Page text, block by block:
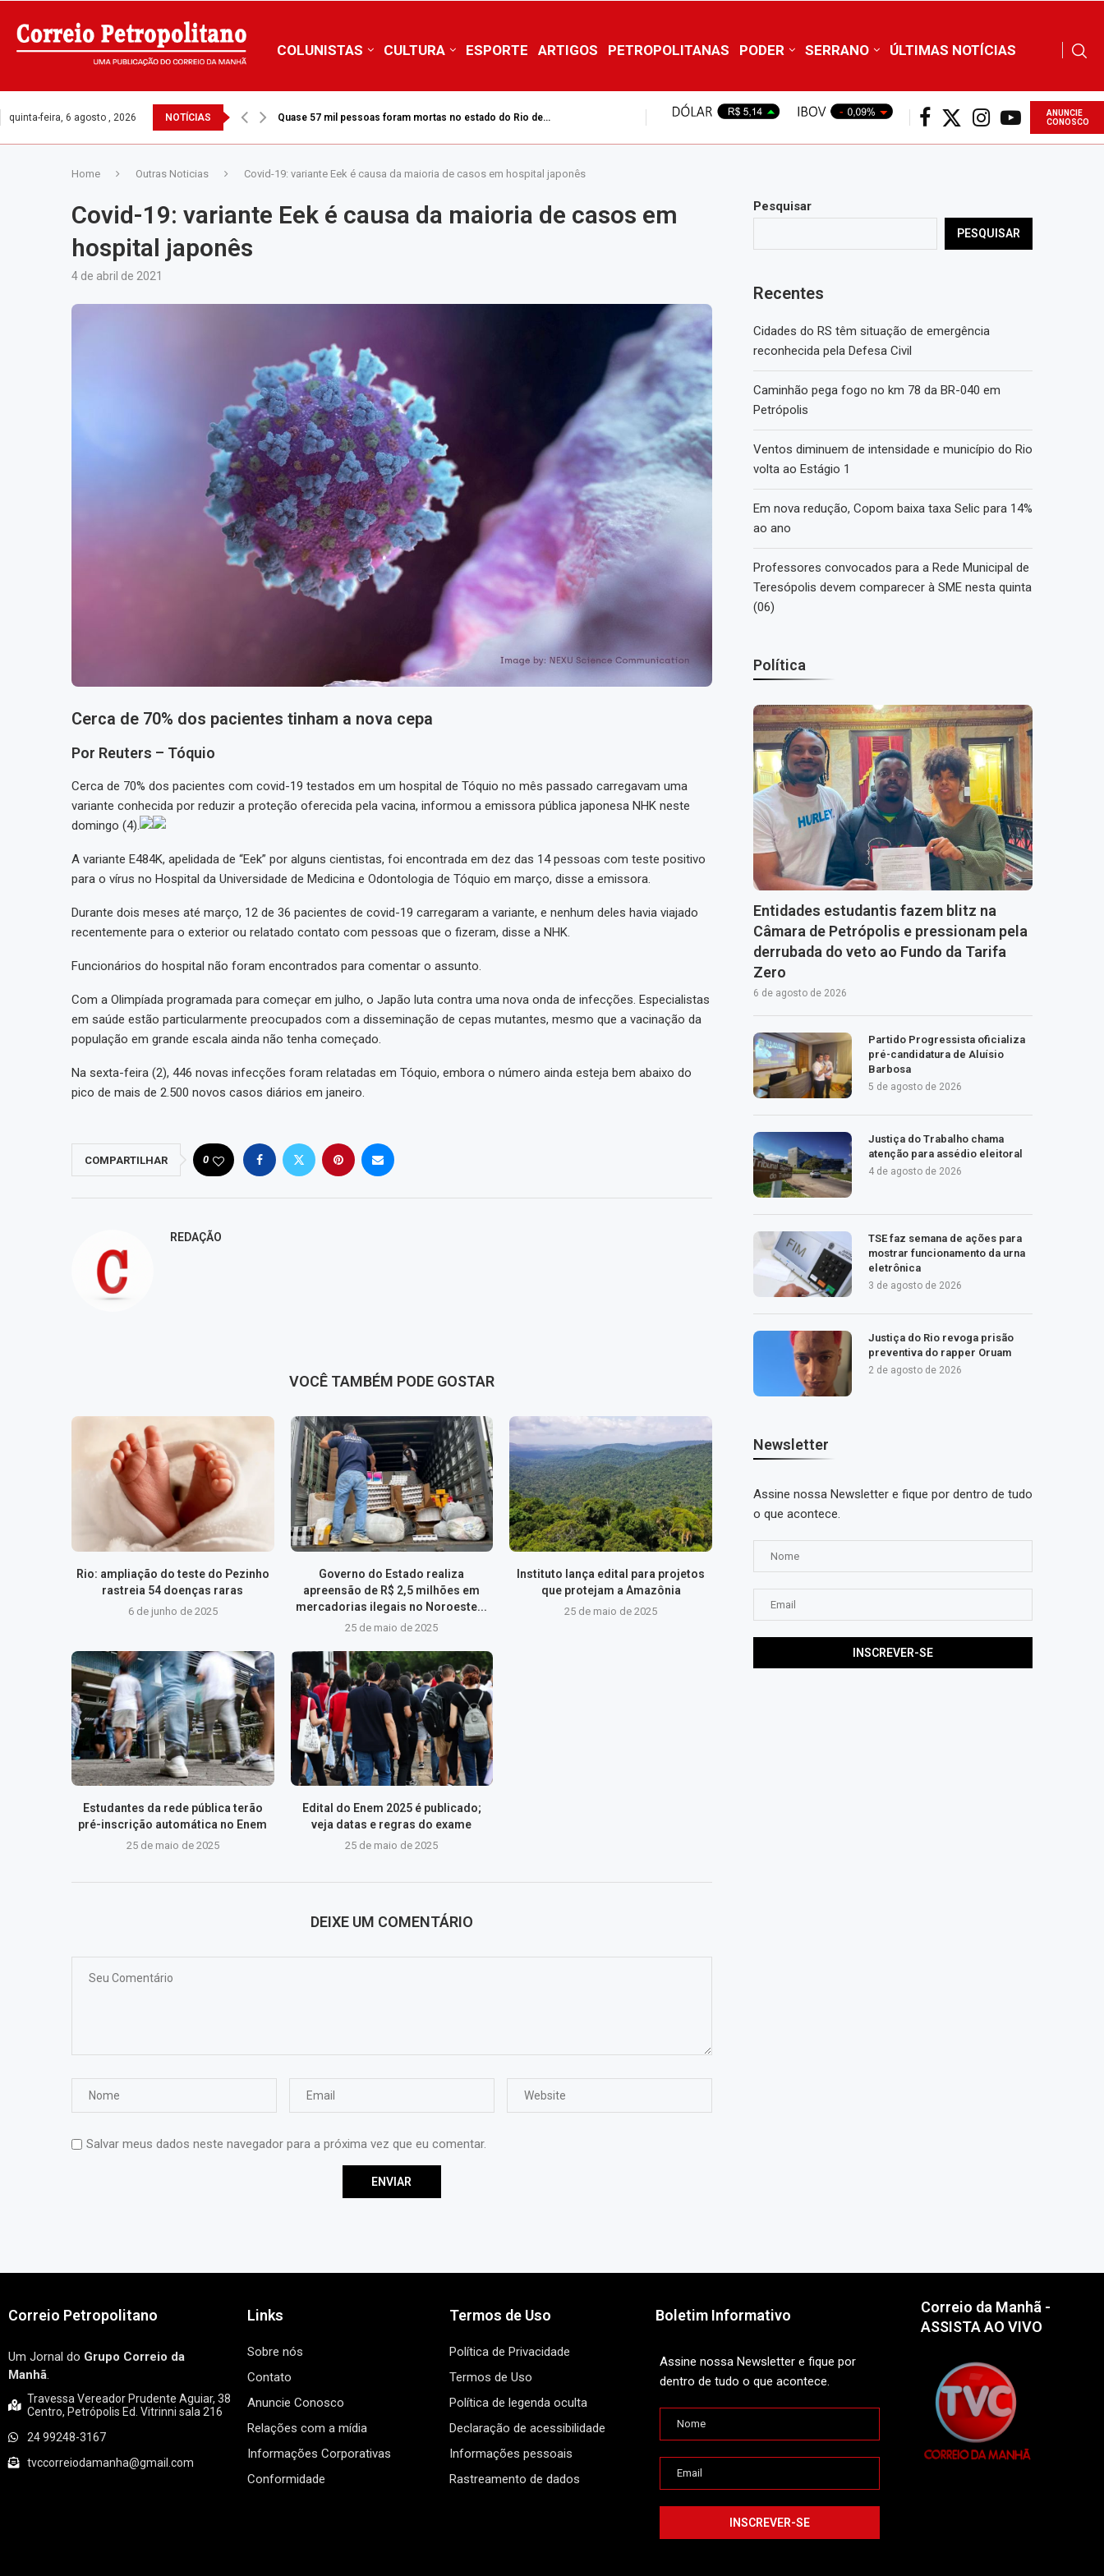
COLUNISTAS CULTURA ESPORTE ARTIGOS PETROPOLITANAS PODER SERRANO ÚLTIMAS NOTÍCIAS
quinta-feira, 6 agosto , 2026 NOTÍCIAS Quase 57 mil pessoas foram mortas no estado do Rio de...
ANUNCIE
CONOSCO
Home Outras Noticias Covid-19: variante Eek é causa da maioria de casos em hospital japonês
Covid-19: variante Eek é causa da maioria de casos em
hospital japonês
4 de abril de 2021
Cerca de 70% dos pacientes tinham a nova cepa
Por Reuters – Tóquio
Cerca de 70% dos pacientes com covid-19 testados em um hospital de Tóquio no mês passado carregavam uma
variante conhecida por reduzir a proteção oferecida pela vacina, informou a emissora pública japonesa NHK neste
domingo (4).
A variante E484K, apelidada de “Eek” por alguns cientistas, foi encontrada em dez das 14 pessoas com teste positivo
para o vírus no Hospital da Universidade de Medicina e Odontologia de Tóquio em março, disse a emissora.
Durante dois meses até março, 12 de 36 pacientes de covid-19 carregaram a variante, e nenhum deles havia viajado
recentemente para o exterior ou relatado contato com pessoas que o fizeram, disse a NHK.
Funcionários do hospital não foram encontrados para comentar o assunto.
Com a Olimpíada programada para começar em julho, o Japão luta contra uma nova onda de infecções. Especialistas
em saúde estão particularmente preocupados com a disseminação de cepas mutantes, mesmo que a vacinação da
população em grande escala ainda não tenha começado.
Na sexta-feira (2), 446 novas infecções foram relatadas em Tóquio, embora o número ainda esteja bem abaixo do
pico de mais de 2.500 novos casos diários em janeiro.
COMPARTILHAR 0
REDAÇÃO
VOCÊ TAMBÉM PODE GOSTAR
Rio: ampliação do teste do Pezinho
rastreia 54 doenças raras
6 de junho de 2025
Governo do Estado realiza
apreensão de R$ 2,5 milhões em
mercadorias ilegais no Noroeste...
25 de maio de 2025
Instituto lança edital para projetos
que protejam a Amazônia
25 de maio de 2025
Estudantes da rede pública terão
pré-inscrição automática no Enem
25 de maio de 2025
Edital do Enem 2025 é publicado;
veja datas e regras do exame
25 de maio de 2025
DEIXE UM COMENTÁRIO
Salvar meus dados neste navegador para a próxima vez que eu comentar.
Pesquisar
PESQUISAR
Recentes
Cidades do RS têm situação de emergência
reconhecida pela Defesa Civil
Caminhão pega fogo no km 78 da BR-040 em
Petrópolis
Ventos diminuem de intensidade e município do Rio
volta ao Estágio 1
Em nova redução, Copom baixa taxa Selic para 14%
ao ano
Professores convocados para a Rede Municipal de
Teresópolis devem comparecer à SME nesta quinta
(06)
Política
Entidades estudantis fazem blitz na
Câmara de Petrópolis e pressionam pela
derrubada do veto ao Fundo da Tarifa
Zero
6 de agosto de 2026
Partido Progressista oficializa
pré-candidatura de Aluísio
Barbosa
5 de agosto de 2026
Justiça do Trabalho chama
atenção para assédio eleitoral
4 de agosto de 2026
TSE faz semana de ações para
mostrar funcionamento da urna
eletrônica
3 de agosto de 2026
Justiça do Rio revoga prisão
preventiva do rapper Oruam
2 de agosto de 2026
Newsletter
Assine nossa Newsletter e fique por dentro de tudo
o que acontece.
Correio Petropolitano
Um Jornal do Grupo Correio da
Manhã.
Travessa Vereador Prudente Aguiar, 38
Centro, Petrópolis Ed. Vitrinni sala 216
24 99248-3167
tvccorreiodamanha@gmail.com
Links
Sobre nós
Contato
Anuncie Conosco
Relações com a mídia
Informações Corporativas
Conformidade
Termos de Uso
Política de Privacidade
Termos de Uso
Política de legenda oculta
Declaração de acessibilidade
Informações pessoais
Rastreamento de dados
Boletim Informativo
Assine nossa Newsletter e fique por
dentro de tudo o que acontece.
Correio da Manhã -
ASSISTA AO VIVO